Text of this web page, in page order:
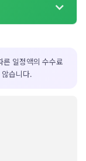
른 일정액의 수수료
습니다.